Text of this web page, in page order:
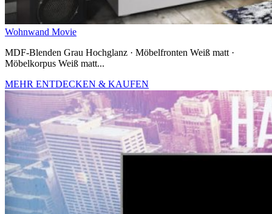
Wohnwand Movie
MDF-Blenden Grau Hochglanz · Möbelfronten Weiß matt ·
Möbelkorpus Weiß matt...
MEHR ENTDECKEN & KAUFEN